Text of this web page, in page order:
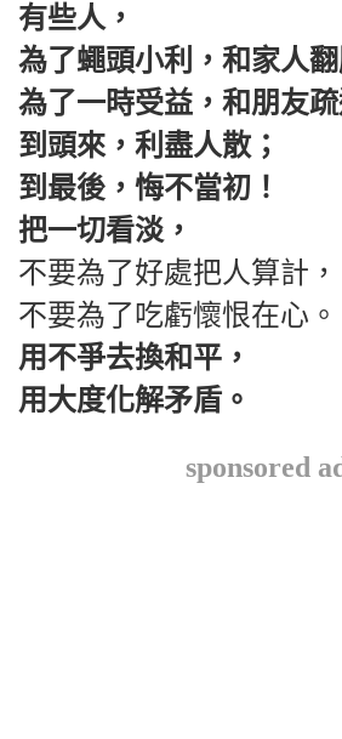
有些人，
為了蠅頭小利，和家人翻
為了一時受益，和朋友疏
到頭來，利盡人散；
到最後，悔不當初！
把一切看淡，
不要為了好處把人算計，
不要為了吃虧懷恨在心。
用不爭去換和平，
用大度化解矛盾。
sponsored